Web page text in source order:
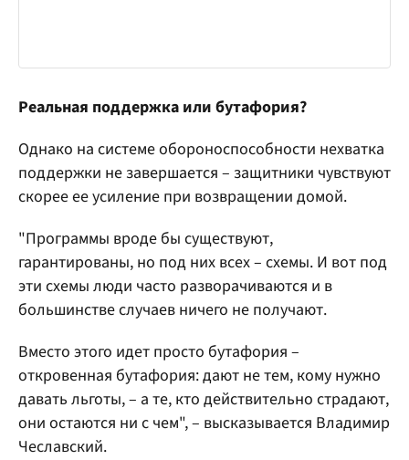
Реальная поддержка или бутафория?
Однако на системе обороноспособности нехватка
поддержки не завершается – защитники чувствуют
скорее ее усиление при возвращении домой.
"Программы вроде бы существуют,
гарантированы, но под них всех – схемы. И вот под
эти схемы люди часто разворачиваются и в
большинстве случаев ничего не получают.
Вместо этого идет просто бутафория –
откровенная бутафория: дают не тем, кому нужно
давать льготы, – а те, кто действительно страдают,
они остаются ни с чем", – высказывается Владимир
Чеславский.